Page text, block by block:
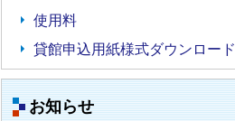
使用料
貸館申込用紙様式ダウンロード
お知らせ